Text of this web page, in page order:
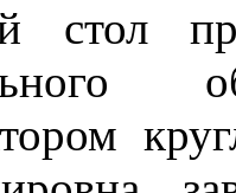
стол